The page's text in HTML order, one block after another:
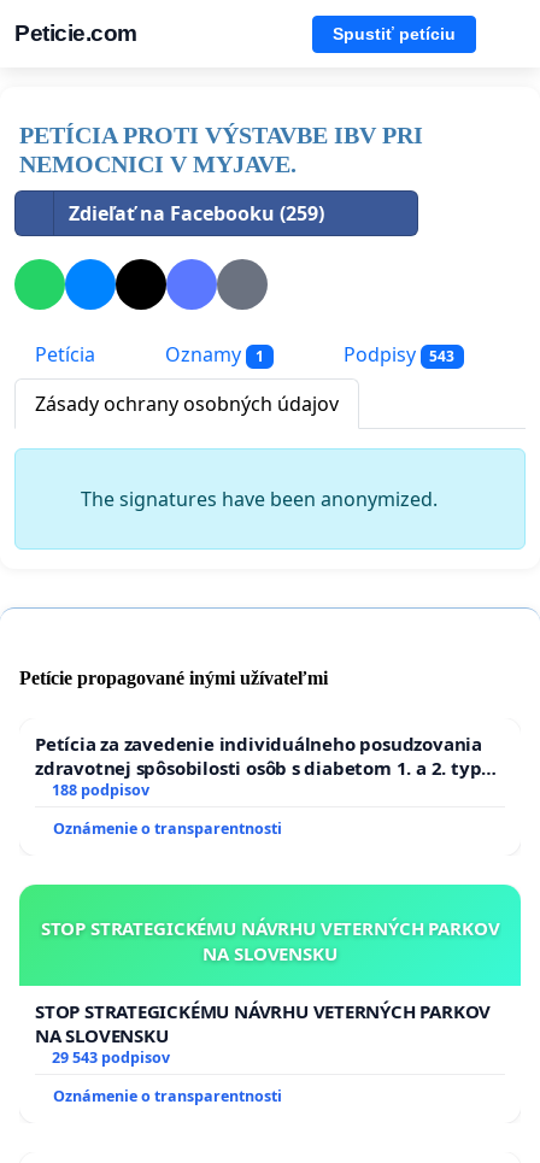
Peticie.com Spustiť petíciu
PETÍCIA PROTI VÝSTAVBE IBV PRI
NEMOCNICI V MYJAVE.
Zdieľať na Facebooku (259)
Petícia Oznamy 1 Podpisy 543
Zásady ochrany osobných údajov
The signatures have been anonymized.
Petície propagované inými užívateľmi
Petícia za zavedenie individuálneho posudzovania
zdravotnej spôsobilosti osôb s diabetom 1. a 2. typu
pri prijímaní do Policajného zboru SR
188 podpisov
Oznámenie o transparentnosti
STOP STRATEGICKÉMU NÁVRHU VETERNÝCH PARKOV
NA SLOVENSKU
STOP STRATEGICKÉMU NÁVRHU VETERNÝCH PARKOV
NA SLOVENSKU
29 543 podpisov
Oznámenie o transparentnosti